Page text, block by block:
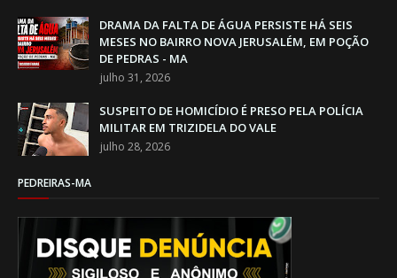
DRAMA DA FALTA DE ÁGUA PERSISTE HÁ SEIS
MESES NO BAIRRO NOVA JERUSALÉM, EM POÇÃO
DE PEDRAS - MA
julho 31, 2026
SUSPEITO DE HOMICÍDIO É PRESO PELA POLÍCIA
MILITAR EM TRIZIDELA DO VALE
julho 28, 2026
PEDREIRAS-MA